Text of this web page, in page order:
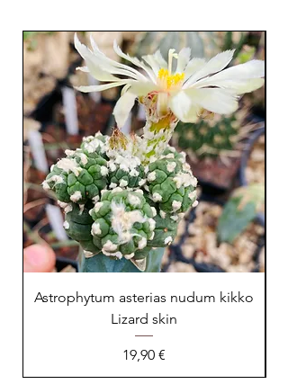
Astrophytum asterias nudum kikko
Lizard skin
Prix
19,90 €